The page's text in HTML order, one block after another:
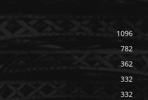
1096
782
362
332
332